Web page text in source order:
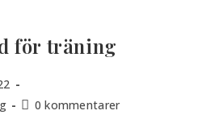
för träning
0 kommentarer